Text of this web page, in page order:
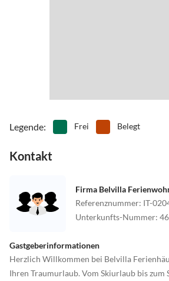
Legende: Frei Belegt
Kontakt
Firma Belvilla
Referenznummer: IT-
Unterkunfts-Nummer:
Gastgeberinformationen
Herzlich Willkommen bei Belvilla
Ihren Traumurlaub. Vom Skiurlaub bis